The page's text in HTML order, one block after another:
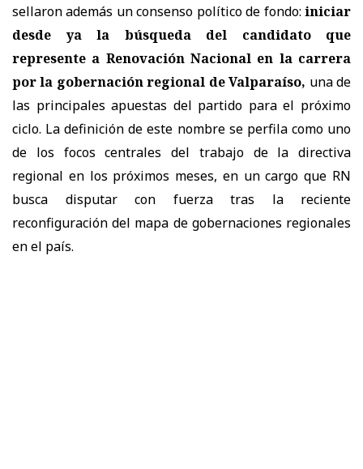
sellaron además un consenso político de fondo: iniciar
desde ya la búsqueda del candidato que
represente a Renovación Nacional en la carrera
por la gobernación regional de Valparaíso, una de
las principales apuestas del partido para el próximo
ciclo. La definición de este nombre se perfila como uno
de los focos centrales del trabajo de la directiva
regional en los próximos meses, en un cargo que RN
busca disputar con fuerza tras la reciente
reconfiguración del mapa de gobernaciones regionales
en el país.